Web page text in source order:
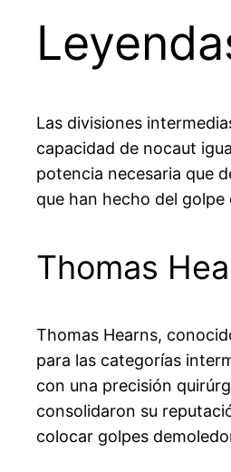
Las divisiones
capacidad de nocaut
potencia necesaria que
que han hecho del
Thomas
Thomas Hearns,
para las categorías
con una precisión
consolidaron su
colocar golpes